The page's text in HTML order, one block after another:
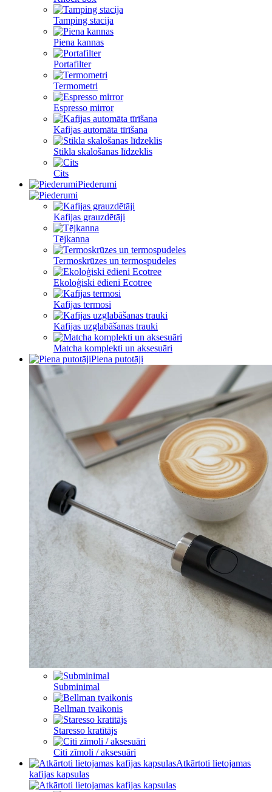
Tamping stacija
Piena kannas
Portafilter
Termometri
Espresso mirror
Kafijas automāta tīrīšana
Stikla skalošanas līdzeklis
Cits
Piederumi
Kafijas grauzdētāji
Tējkanna
Termoskrūzes un termospudeles
Ekoloģiski ēdieni Ecotree
Kafijas termosi
Kafijas uzglabāšanas trauki
Matcha komplekti un aksesuāri
Piena putotāji
Subminimal
Bellman tvaikonis
Staresso kratītājs
Citi zīmoli / aksesuāri
Atkārtoti lietojamas
kafijas kapsulas